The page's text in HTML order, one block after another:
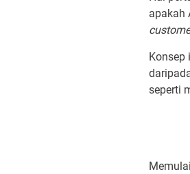
apakah
Konsep
seperti